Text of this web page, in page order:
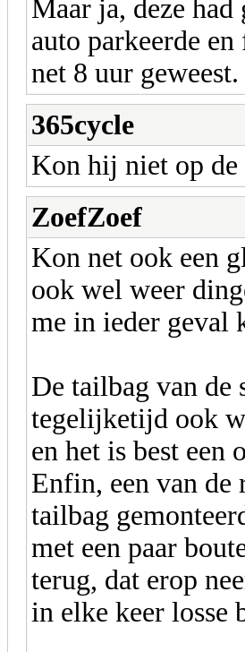
Maar ja, deze
auto parkeerde
net 8 uur
365cycle
Kon hij niet op
ZoefZoef
Kon net ook een
ook wel weer
me in ieder geval
De tailbag van
tegelijketijd ook
en het is best
Enfin, een van de
tailbag
met een paar
terug, dat erop
in elke keer losse